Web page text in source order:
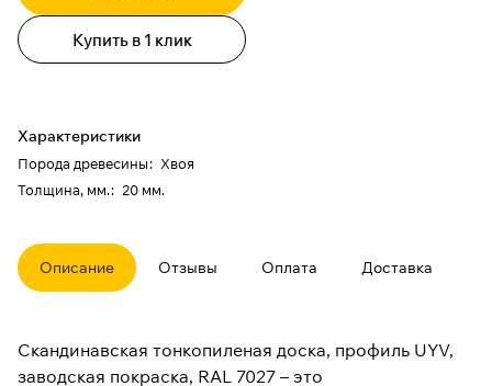
Купить в 1 клик
Характеристики
Порода древесины: Хвоя
Толщина, мм.: 20 мм.
Описание Отзывы Оплата Доставка
Скандинавская тонкопиленая доска, профиль UYV,
заводская покраска, RAL 7027 – это